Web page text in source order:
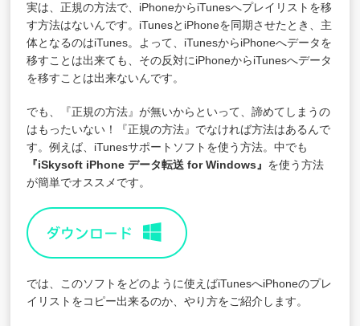
実は、正規の方法で、iPhoneからiTunesへプレイリストを移
す方法はないんです。iTunesとiPhoneを同期させたとき、主
体となるのはiTunes。よって、iTunesからiPhoneへデータを
移すことは出来ても、その反対にiPhoneからiTunesへデータ
を移すことは出来ないんです。
でも、『正規の方法』が無いからといって、諦めてしまうの
はもったいない！『正規の方法』でなければ方法はあるんで
す。例えば、iTunesサポートソフトを使う方法。中でも
『iSkysoft iPhone データ転送 for Windows』 を使う方法
が簡単でオススメです。
では、このソフトをどのように使えばiTunesへiPhoneのプレ
イリストをコピー出来るのか、やり方をご紹介します。